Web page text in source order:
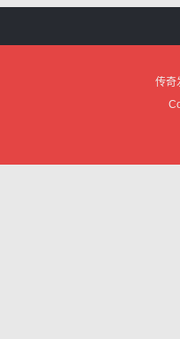
传奇